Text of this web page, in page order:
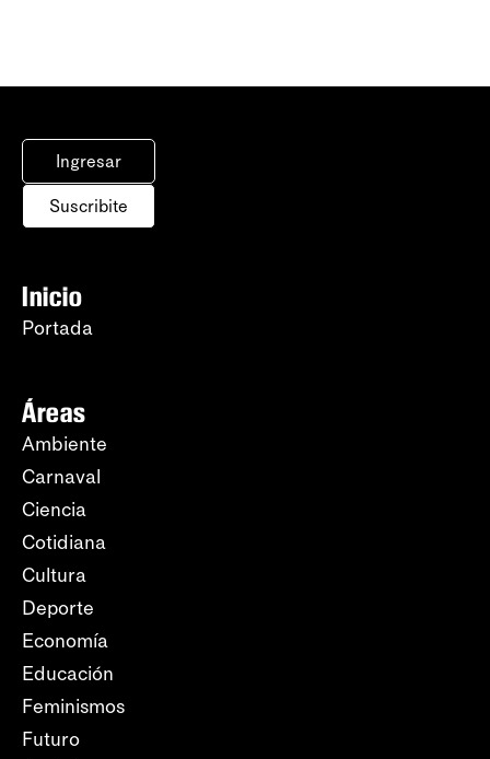
Ingresar
Suscribite
Inicio
Portada
Áreas
Ambiente
Carnaval
Ciencia
Cotidiana
Cultura
Deporte
Economía
Educación
Feminismos
Futuro